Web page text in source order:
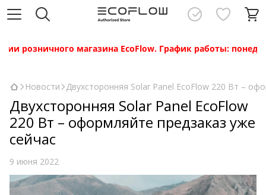
магазина EcoFlow. График работы:
Новости Двухсторонняя Solar Panel EcoFlow 220 Вт –
Двухсторонняя Solar Panel EcoFlow
220 Вт – оформляйте предзаказ уже
сейчас
9 июня 2022